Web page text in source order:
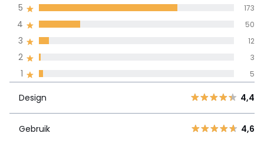
gemiddelde bereikt
door alle landen
100% gecertificeerde beoordelingen,
1
2 3
3
4 50
5
4,6
92% de klanten bevelen
1 5
2 3
3 12
4 50
5 173
Design 4,4
Gebruik 4,6